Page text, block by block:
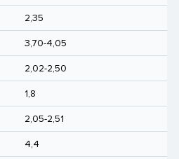
2,35
3,70-4,05
2,02-2,50
1,8
2,05-2,51
4,4